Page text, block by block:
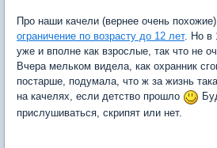
Про наши качели (вернее очень
ограничение по возрасту до 12 лет. Но в
уже и вполне как взрослые, так что не
Вчера мельком видела, как охранник
постарше, подумала, что ж за жизнь
на качелях, если детство прошло
прислушиваться, скрипят или нет.